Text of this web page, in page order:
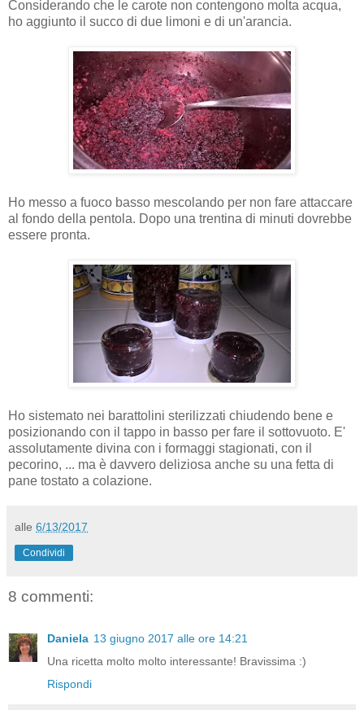
Considerando che le carote non contengono molta acqua,
ho aggiunto il succo di due limoni e di un'arancia.
Ho messo a fuoco basso mescolando per non fare attaccare
al fondo della pentola. Dopo una trentina di minuti dovrebbe
essere pronta.
Ho sistemato nei barattolini sterilizzati chiudendo bene e
posizionando con il tappo in basso per fare il sottovuoto. E'
assolutamente divina con i formaggi stagionati, con il
pecorino, ... ma è davvero deliziosa anche su una fetta di
pane tostato a colazione.
alle 6/13/2017
Condividi
8 commenti:
Daniela 13 giugno 2017 alle ore 14:21
Una ricetta molto molto interessante! Bravissima :)
Rispondi